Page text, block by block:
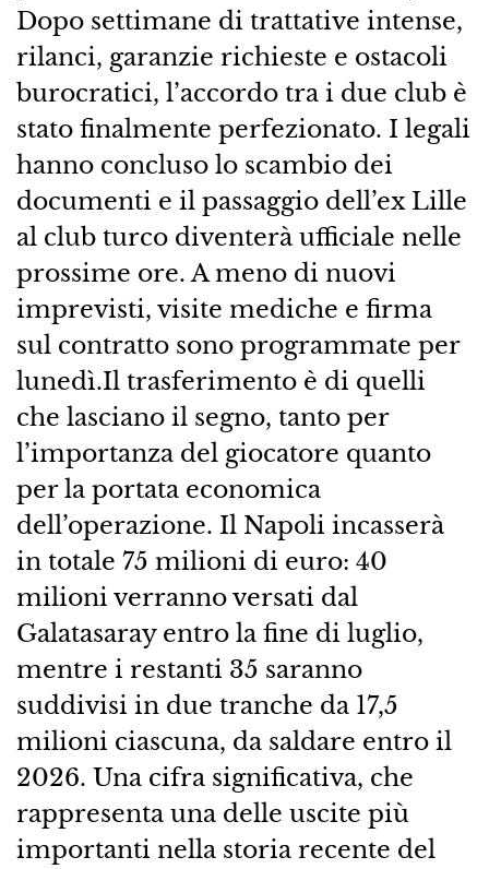
Dopo settimane di trattative intense,
rilanci, garanzie richieste e ostacoli
burocratici, l’accordo tra i due club è
stato finalmente perfezionato. I legali
hanno concluso lo scambio dei
documenti e il passaggio dell’ex Lille
al club turco diventerà ufficiale nelle
prossime ore. A meno di nuovi
imprevisti, visite mediche e firma
sul contratto sono programmate per
lunedì.Il trasferimento è di quelli
che lasciano il segno, tanto per
l’importanza del giocatore quanto
per la portata economica
dell’operazione. Il Napoli incasserà
in totale 75 milioni di euro: 40
milioni verranno versati dal
Galatasaray entro la fine di luglio,
mentre i restanti 35 saranno
suddivisi in due tranche da 17,5
milioni ciascuna, da saldare entro il
2026. Una cifra significativa, che
rappresenta una delle uscite più
importanti nella storia recente del